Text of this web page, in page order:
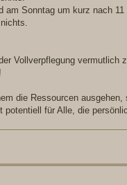
am Sonntag um kurz nach
Vollverpflegung vermutlich
die Ressourcen
für Alle, die